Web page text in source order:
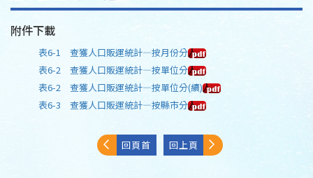
附件下載
表6-1 查獲人口販運統計—按月份分
表6-2 查獲人口販運統計—按單位分
表6-2 查獲人口販運統計—按單位分(續)
表6-3 查獲人口販運統計—按縣市分
回頁首 回上頁